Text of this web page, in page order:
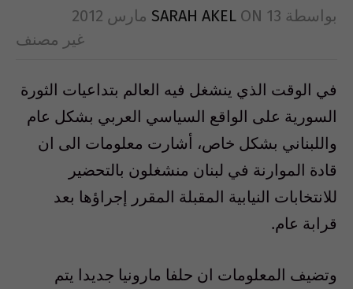
بواسطة SARAH AKEL ON 13 مارس 2012
غير مصنف
في الوقت الذي ينشغل فيه العالم بتداعيات الثورة
السورية على الواقع السياسي العربي بشكل عام
واللبناني بشكل خاص، أشارت معلومات الى ان
قادة الموارنة في لبنان منشغلون بالتحضير
للانتخابات النيابية المقبلة المقرر إجراؤها بعد
قرابة عام.
وتضيف المعلومات ان حلفا مارونيا جديدا يتم